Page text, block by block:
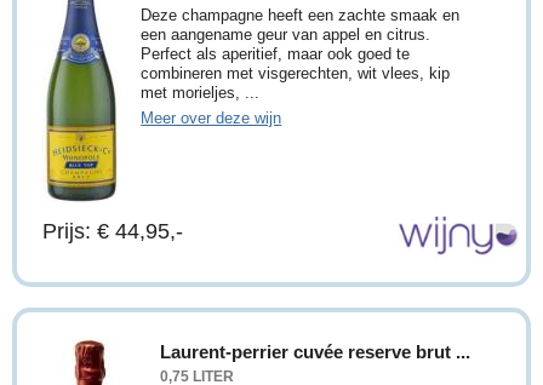
Deze champagne heeft een zachte smaak en
een aangename geur van appel en citrus.
Perfect als aperitief, maar ook goed te
combineren met visgerechten, wit vlees, kip
met morieljes, ...
Meer over deze wijn
Prijs: € 44,95,-
Laurent-perrier cuvée reserve brut ...
0,75 LITER